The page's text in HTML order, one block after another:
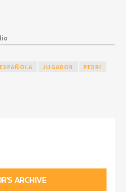
ESPAÑOLA JUGADOR PEDRI
ARCHIVE